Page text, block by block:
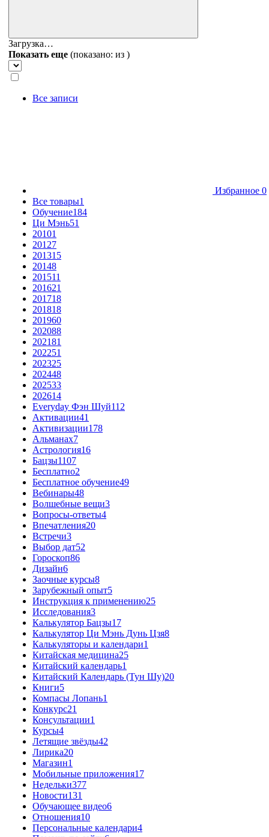
Загрузка…
Показать еще (показано: из )
Все записи
Избранное 0
Все товары1
Обучение184
Ци Мэнь51
20101
20127
201315
20148
201511
201621
201718
201818
201960
202088
202181
202251
202325
202448
202533
202614
Everyday Фэн Шуй112
Активации41
Активизации178
Альманах7
Астрология16
Бацзы1107
Бесплатно2
Бесплатное обучение49
Вебинары48
Волшебные вещи3
Вопросы-ответы4
Впечатления20
Встречи3
Выбор дат52
Гороскоп86
Дизайн6
Заочные курсы8
Зарубежный опыт5
Инструкция к применению25
Исследования3
Калькулятор Бацзы17
Калькулятор Ци Мэнь Дунь Цзя8
Калькуляторы и календари1
Китайская медицина25
Китайский календарь1
Китайский Календарь (Тун Шу)20
Книги5
Компасы Лопань1
Конкурс21
Консультации1
Курсы4
Летящие звёзды42
Лирика20
Магазин1
Мобильные приложения17
Недельки377
Новости131
Обучающее видео6
Отношения10
Персональные календари4